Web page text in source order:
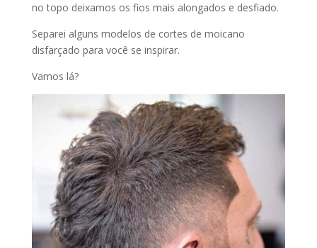
no topo deixamos os fios mais alongados e desfiado.
Separei alguns modelos de cortes de moicano
disfarçado para você se inspirar.
Vamos lá?